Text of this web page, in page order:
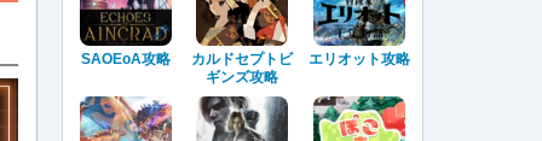
SAOEoA攻略
カルドセプトビ
ギンズ攻略
エリオット攻略